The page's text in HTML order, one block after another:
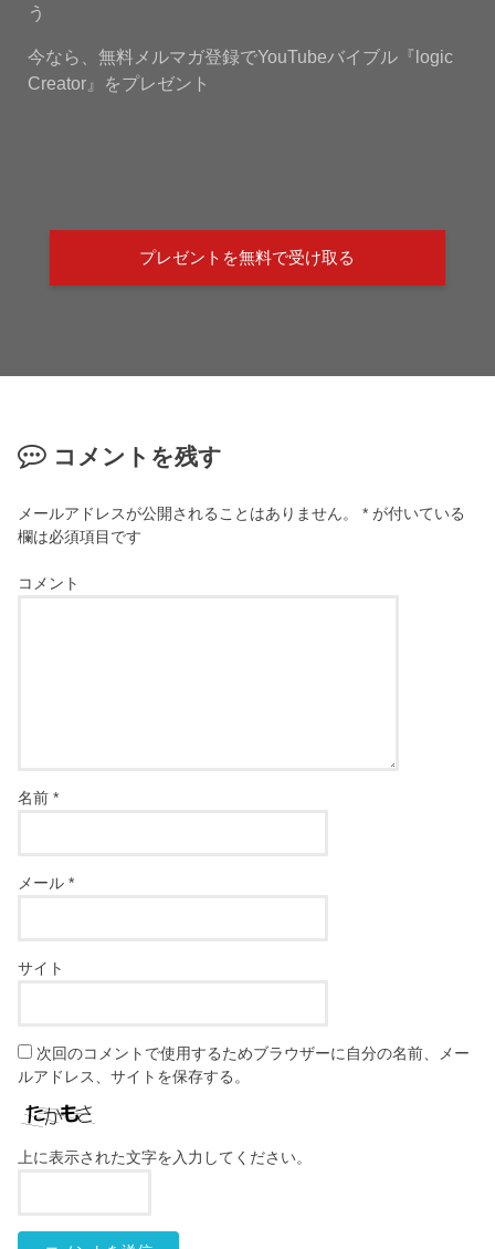
う
今なら、無料メルマガ登録でYouTubeバイブル『logic
Creator』をプレゼント
プレゼントを無料で受け取る
コメントを残す
メールアドレスが公開されることはありません。 * が付いている
欄は必須項目です
コメント
名前*
メール*
サイト
次回のコメントで使用するためブラウザーに自分の名前、メー
ルアドレス、サイトを保存する。
上に表示された文字を入力してください。